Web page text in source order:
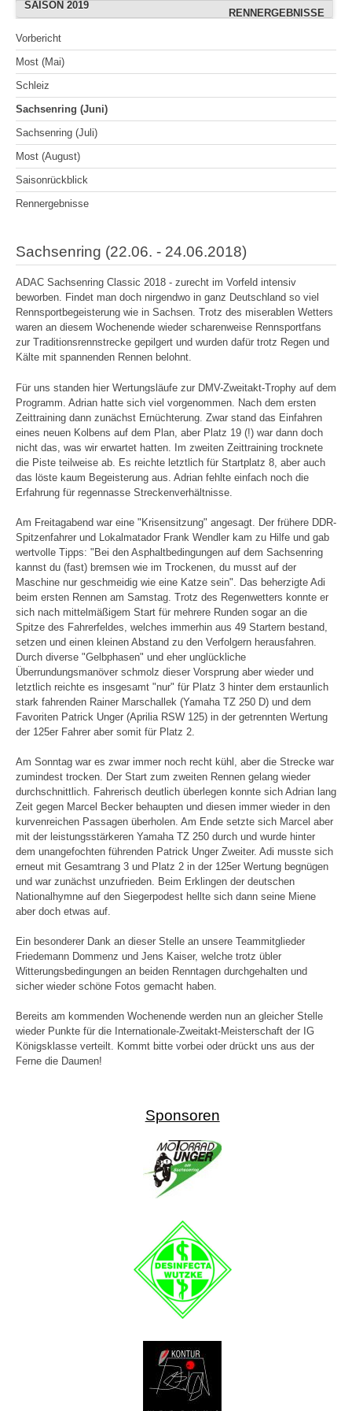
FREIBERG (JULI)
BOPFINGEN
BOPFINGEN
WITTGENBORN
OSCHERSLEBEN (AUGUST)
OSCHERSLEBEN (ADRIAN)
OSCHERSLEBEN
RENNERGEBNISSE
RENNERGEBNISSE
SAISON 2019
Vorbericht
Most (Mai)
Schleiz
Sachsenring (Juni)
Sachsenring (Juli)
Most (August)
Saisonrückblick
Rennergebnisse
Sachsenring (22.06. - 24.06.2018)
ADAC Sachsenring Classic 2018 - zurecht im Vorfeld intensiv
beworben. Findet man doch nirgendwo in ganz Deutschland so viel
Rennsportbegeisterung wie in Sachsen. Trotz des miserablen Wetters
waren an diesem Wochenende wieder scharenweise Rennsportfans
zur Traditionsrennstrecke gepilgert und wurden dafür trotz Regen und
Kälte mit spannenden Rennen belohnt.
Für uns standen hier Wertungsläufe zur DMV-Zweitakt-Trophy auf dem
Programm. Adrian hatte sich viel vorgenommen. Nach dem ersten
Zeittraining dann zunächst Ernüchterung. Zwar stand das Einfahren
eines neuen Kolbens auf dem Plan, aber Platz 19 (!) war dann doch
nicht das, was wir erwartet hatten. Im zweiten Zeittraining trocknete
die Piste teilweise ab. Es reichte letztlich für Startplatz 8, aber auch
das löste kaum Begeisterung aus. Adrian fehlte einfach noch die
Erfahrung für regennasse Streckenverhältnisse.
Am Freitagabend war eine "Krisensitzung" angesagt. Der frühere DDR-
Spitzenfahrer und Lokalmatador Frank Wendler kam zu Hilfe und gab
wertvolle Tipps: "Bei den Asphaltbedingungen auf dem Sachsenring
kannst du (fast) bremsen wie im Trockenen, du musst auf der
Maschine nur geschmeidig wie eine Katze sein". Das beherzigte Adi
beim ersten Rennen am Samstag. Trotz des Regenwetters konnte er
sich nach mittelmäßigem Start für mehrere Runden sogar an die
Spitze des Fahrerfeldes, welches immerhin aus 49 Startern bestand,
setzen und einen kleinen Abstand zu den Verfolgern herausfahren.
Durch diverse "Gelbphasen" und eher unglückliche
Überrundungsmanöver schmolz dieser Vorsprung aber wieder und
letztlich reichte es insgesamt "nur" für Platz 3 hinter dem erstaunlich
stark fahrenden Rainer Marschallek (Yamaha TZ 250 D) und dem
Favoriten Patrick Unger (Aprilia RSW 125) in der getrennten Wertung
der 125er Fahrer aber somit für Platz 2.
Am Sonntag war es zwar immer noch recht kühl, aber die Strecke war
zumindest trocken. Der Start zum zweiten Rennen gelang wieder
durchschnittlich. Fahrerisch deutlich überlegen konnte sich Adrian lang
Zeit gegen Marcel Becker behaupten und diesen immer wieder in den
kurvenreichen Passagen überholen. Am Ende setzte sich Marcel aber
mit der leistungsstärkeren Yamaha TZ 250 durch und wurde hinter
dem unangefochten führenden Patrick Unger Zweiter. Adi musste sich
erneut mit Gesamtrang 3 und Platz 2 in der 125er Wertung begnügen
und war zunächst unzufrieden. Beim Erklingen der deutschen
Nationalhymne auf den Siegerpodest hellte sich dann seine Miene
aber doch etwas auf.
Ein besonderer Dank an dieser Stelle an unsere Teammitglieder
Friedemann Dommenz und Jens Kaiser, welche trotz übler
Witterungsbedingungen an beiden Renntagen durchgehalten und
sicher wieder schöne Fotos gemacht haben.
Bereits am kommenden Wochenende werden nun an gleicher Stelle
wieder Punkte für die Internationale-Zweitakt-Meisterschaft der IG
Königsklasse verteilt. Kommt bitte vorbei oder drückt uns aus der
Ferne die Daumen!
Sponsoren